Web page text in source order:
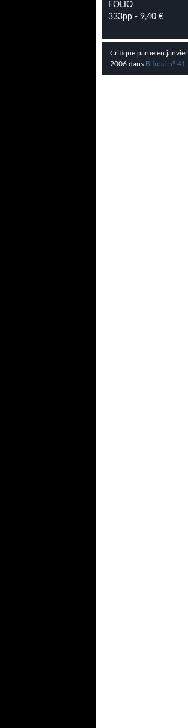
FOLIO
333pp - 9,40 €
Critique parue en janvier
2006 dans Bifrost n° 41